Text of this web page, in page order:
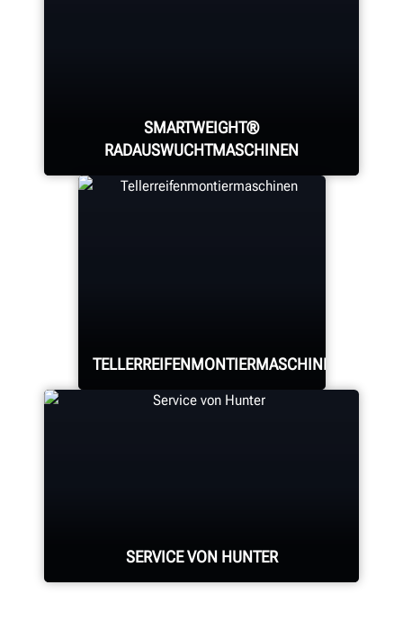
SMARTWEIGHT®
RADAUSWUCHTMASCHINEN
MEHR ERFAHREN
TELLERREIFENMONTIERMASCHINEN
SERVICE VON HUNTER